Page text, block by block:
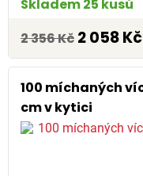
Skladem 25 kusů
2 356 Kč 2 058 Kč
100 míchaných
cm v kytici